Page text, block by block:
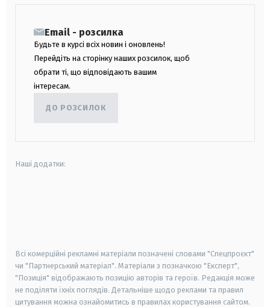
Email - розсилка
Будьте в курсі всіх новин і оновлень!
Перейдіть на сторінку наших розсилок, щоб
обрати ті, що відповідають вашим
інтересам.
ДО РОЗСИЛОК
Наші додатки:
Всі комерційні рекламні матеріали позначені словами "Спецпроєкт"
чи "Партнерський матеріал". Матеріали з позначкою "Експерт",
"Позиція" відображають позицію авторів та героїв. Редакція може
не поділяти їхніх поглядів. Детальніше щодо реклами та правил
цитування можна ознайомитись в правилах користування сайтом.